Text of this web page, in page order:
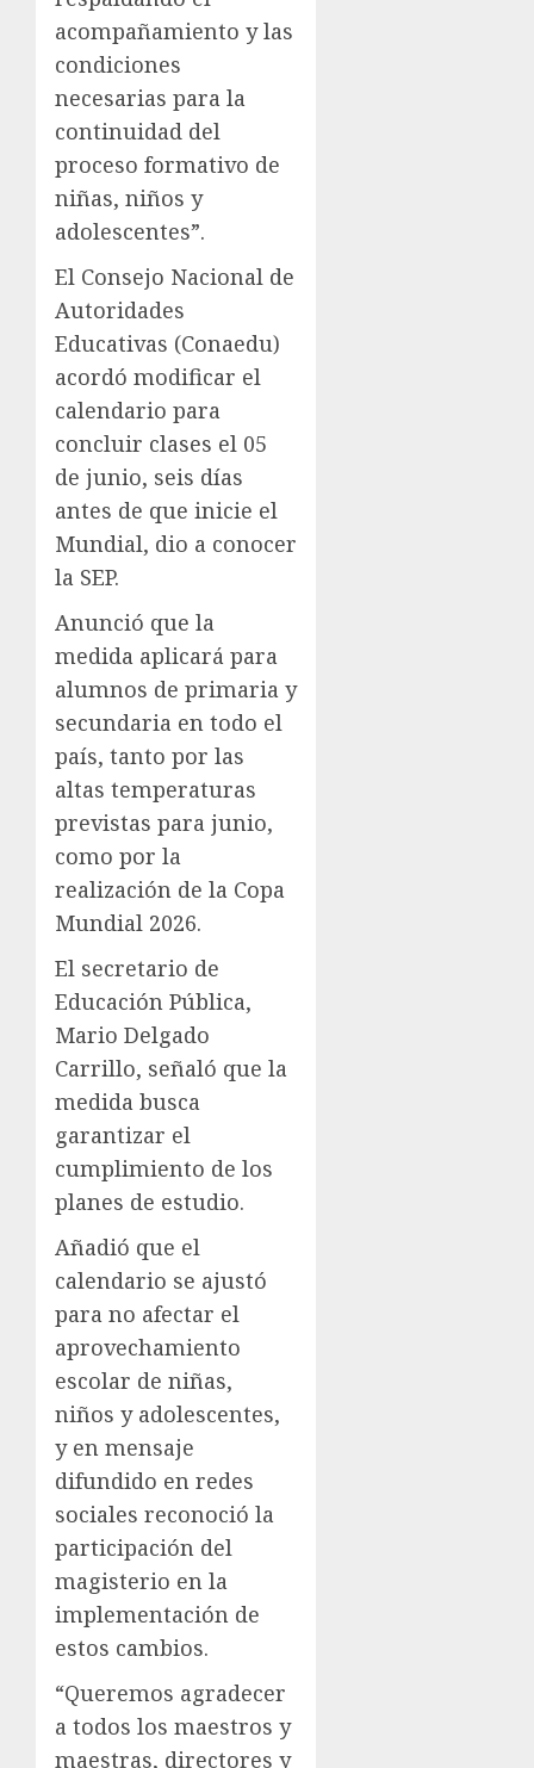
acompañamiento y las
condiciones
necesarias para la
continuidad del
proceso formativo de
niñas, niños y
adolescentes”.
El Consejo Nacional de
Autoridades
Educativas (Conaedu)
acordó modificar el
calendario para
concluir clases el 05
de junio, seis días
antes de que inicie el
Mundial, dio a conocer
la SEP.
Anunció que la
medida aplicará para
alumnos de primaria y
secundaria en todo el
país, tanto por las
altas temperaturas
previstas para junio,
como por la
realización de la Copa
Mundial 2026.
El secretario de
Educación Pública,
Mario Delgado
Carrillo, señaló que la
medida busca
garantizar el
cumplimiento de los
planes de estudio.
Añadió que el
calendario se ajustó
para no afectar el
aprovechamiento
escolar de niñas,
niños y adolescentes,
y en mensaje
difundido en redes
sociales reconoció la
participación del
magisterio en la
implementación de
estos cambios.
“Queremos agradecer
a todos los maestros y
maestras, directores y